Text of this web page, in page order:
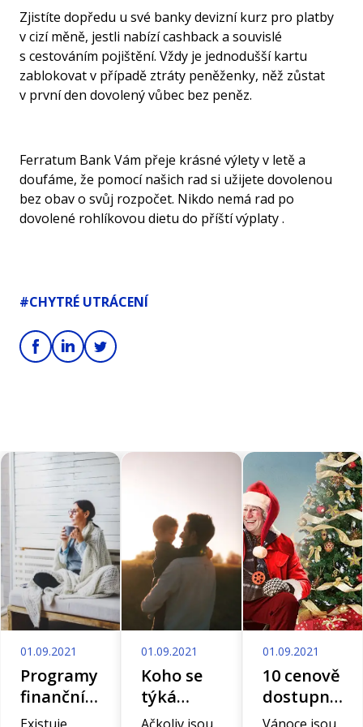
Zjistíte dopředu u své banky devizní kurz pro platby
v cizí měně, jestli nabízí cashback a souvislé
s cestováním pojištění. Vždy je jednodušší kartu
zablokovat v případě ztráty peněženky, něž zůstat
v první den dovolený vůbec bez peněz.
Ferratum Bank Vám přeje krásné výlety v letě a
doufáme, že pomocí našich rad si užijete dovolenou
bez obav o svůj rozpočet. Nikdo nemá rad po
dovolené rohlíkovou dietu do příští výplaty .
#CHYTRÉ UTRÁCENÍ
01.09.2021
Programy
finanční
gramotnosti
01.09.2021
Koho se
týká
zvýšení
01.09.2021
10 cenově
dostupných
vánočních